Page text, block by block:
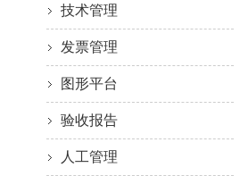
技术管理
发票管理
图形平台
验收报告
人工管理